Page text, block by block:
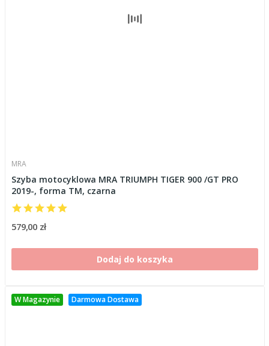
MRA
Szyba motocyklowa MRA TRIUMPH TIGER 900 /GT PRO
2019-, forma TM, czarna
579,00 zł
Dodaj do koszyka
W Magazynie Darmowa Dostawa